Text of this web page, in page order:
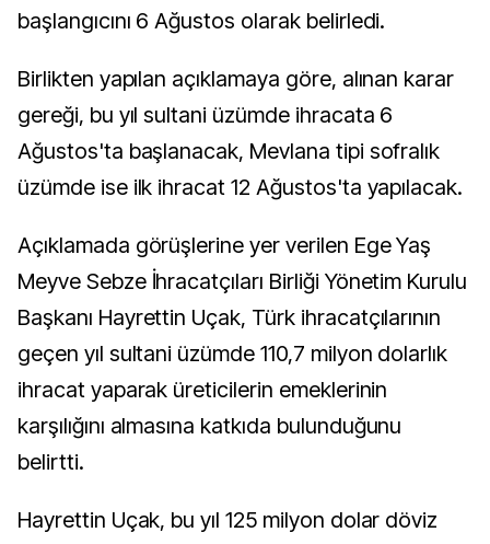
başlangıcını 6 Ağustos olarak belirledi.
Birlikten yapılan açıklamaya göre, alınan karar
gereği, bu yıl sultani üzümde ihracata 6
Ağustos'ta başlanacak, Mevlana tipi sofralık
üzümde ise ilk ihracat 12 Ağustos'ta yapılacak.
Açıklamada görüşlerine yer verilen Ege Yaş
Meyve Sebze İhracatçıları Birliği Yönetim Kurulu
Başkanı Hayrettin Uçak, Türk ihracatçılarının
geçen yıl sultani üzümde 110,7 milyon dolarlık
ihracat yaparak üreticilerin emeklerinin
karşılığını almasına katkıda bulunduğunu
belirtti.
Hayrettin Uçak, bu yıl 125 milyon dolar döviz